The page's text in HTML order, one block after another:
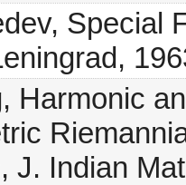
Special
Harmonic
J. Indian